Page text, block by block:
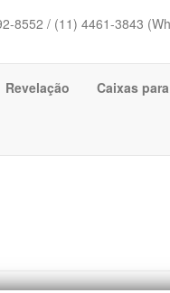
8552 / (11) 4461-3843
Revelação Caixas